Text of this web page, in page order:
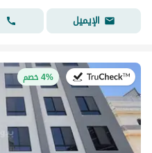
الإيميل
في:8 يوليو 20264% خصم